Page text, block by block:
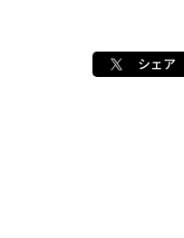
シェア